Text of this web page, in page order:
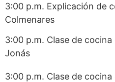
3:00 p.m. Explicación de
Colmenares
3:00 p.m. Clase de
Jonás
3:00 p.m. Clase de cocina